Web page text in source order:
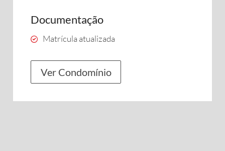
Documentação
Matrícula atualizada
Ver Condomínio